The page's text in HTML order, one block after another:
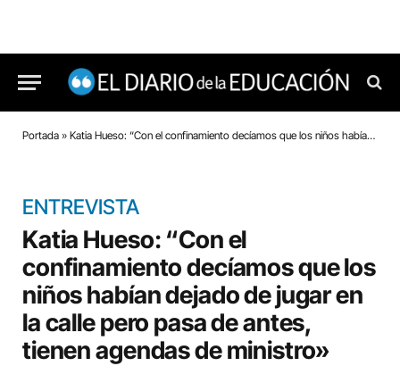
Portada » Katia Hueso: “Con el confinamiento decíamos que los niños habían dejado de jugar en la calle pero pasa de antes, tienen agendas de ministro»
ENTREVISTA
Katia Hueso: “Con el
confinamiento decíamos que los
niños habían dejado de jugar en
la calle pero pasa de antes,
tienen agendas de ministro»